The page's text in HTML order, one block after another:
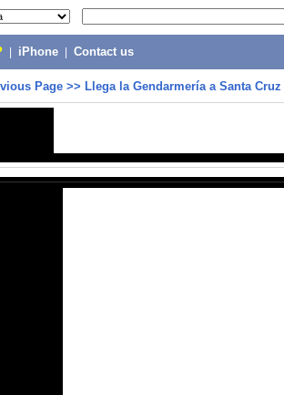
iPhone Contact us
Page >> Llega la Gendarmería a Santa Cruz